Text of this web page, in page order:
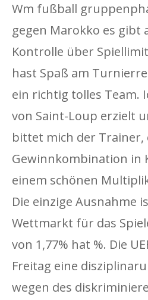
Wm fußball
gegen Marokko es gibt
Kontrolle über
hast Spaß am
ein richtig tolles Team.
von Saint-Loup erzielt
bittet mich der Trainer,
Gewinnkombination in
einem schönen
Die einzige Ausnahme
Wettmarkt für das
von 1,77% hat %. Die
Freitag eine
wegen des